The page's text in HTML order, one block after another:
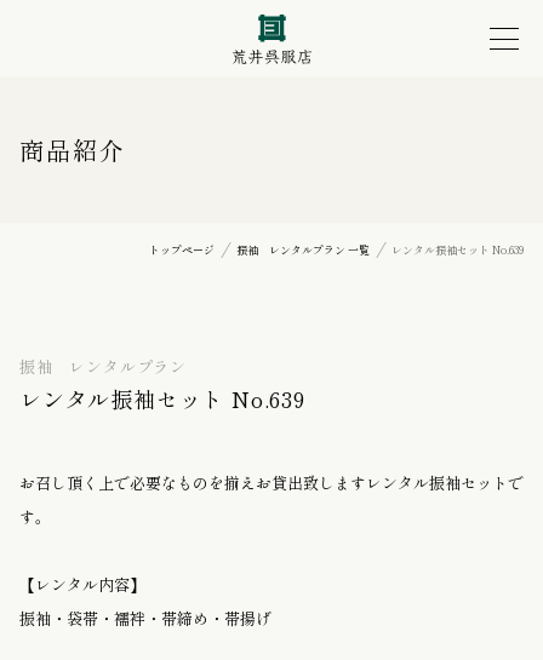
商品紹介
トップページ 振袖 レンタルプラン 一覧 レンタル振袖セット No.639
振袖 レンタルプラン
レンタル振袖セット No.639
お召し頂く上で必要なものを揃えお貸出致しますレンタル振袖セットで
す。
【レンタル内容】
振袖・袋帯・襦袢・帯締め・帯揚げ